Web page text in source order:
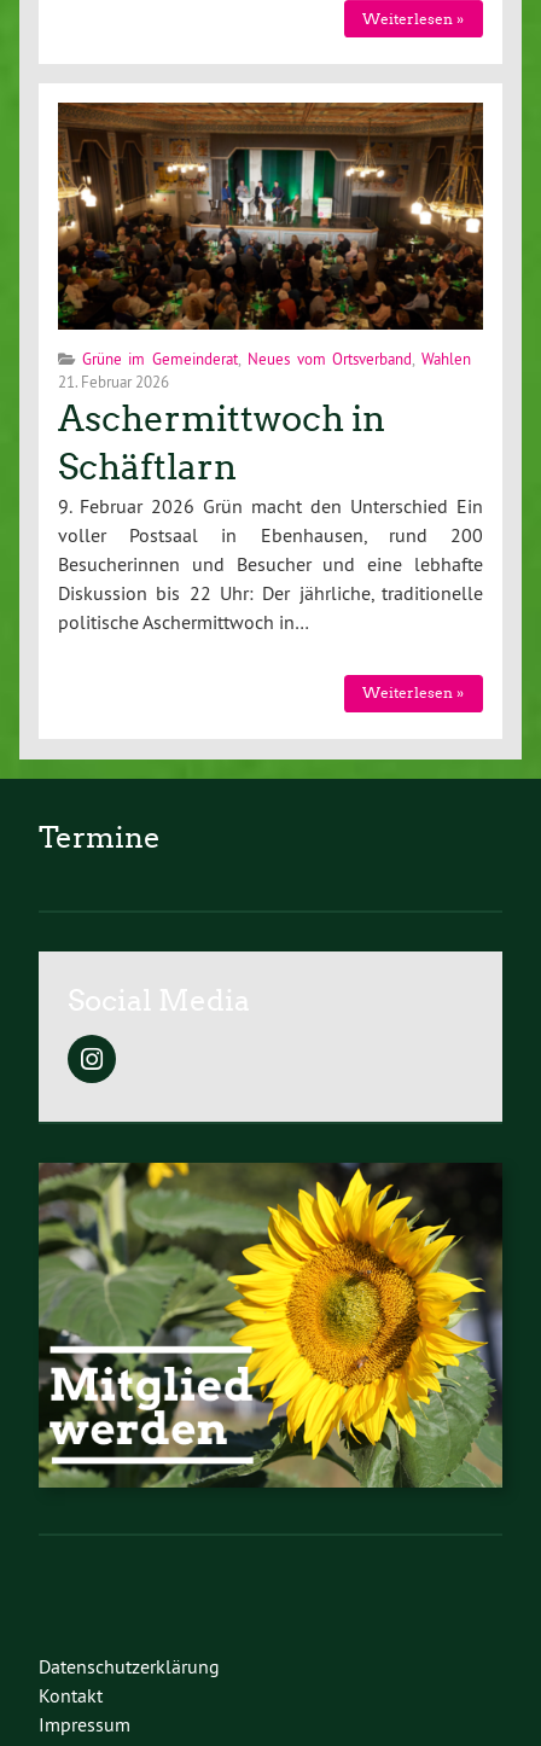
Weiterlesen »
Grüne im Gemeinderat, Neues vom Ortsverband,Wahlen
21. Februar 2026
Aschermittwoch in
Schäftlarn
9. Februar 2026 Grün macht den Unterschied Ein
voller Postsaal in Ebenhausen, rund 200
Besucherinnen und Besucher und eine lebhafte
Diskussion bis 22 Uhr: Der jährliche, traditionelle
politische Aschermittwoch in…
Weiterlesen »
Termine
Social Media
Datenschutzerklärung
Kontakt
Impressum